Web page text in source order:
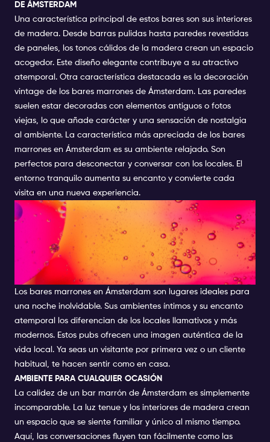
DE ÁMSTERDAM
Una característica principal de estos bares son sus interiores
de madera. Desde barras pulidas hasta paredes revestidas
de paneles, los tonos cálidos de la madera crean un espacio
acogedor. Este diseño elegante contribuye a su atractivo
atemporal. Otra característica destacada es la decoración
vintage de los bares marrones de Ámsterdam. Las paredes
suelen estar decoradas con elementos antiguos o fotos
viejas, lo que añade carácter y una sensación de nostalgia
al ambiente. La característica más apreciada de los bares
marrones en Ámsterdam es su ambiente relajado. Son
perfectos para desconectar y conversar con los locales. El
entorno tranquilo aumenta su encanto y convierte cada
visita en una nueva experiencia.
POR QUÉ LOS BARES
MARRONES SON LOS MEJORES
LUGARES PARA BEBER EN
ÁMSTERDAM
Los bares marrones en Ámsterdam son lugares ideales para
una noche inolvidable. Sus ambientes íntimos y su encanto
atemporal los diferencian de los locales llamativos y más
modernos. Estos pubs ofrecen una imagen auténtica de la
vida local. Ya seas un visitante por primera vez o un cliente
habitual, te hacen sentir como en casa.
AMBIENTE PARA CUALQUIER OCASIÓN
La calidez de un bar marrón de Ámsterdam es simplemente
incomparable. La luz tenue y los interiores de madera crean
un espacio que se siente familiar y único al mismo tiempo.
Aquí, las conversaciones fluyen tan fácilmente como las